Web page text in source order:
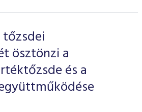
ösztönzi a
és a